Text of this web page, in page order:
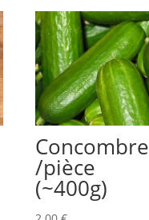
Concombre
/pièce
(~400g)